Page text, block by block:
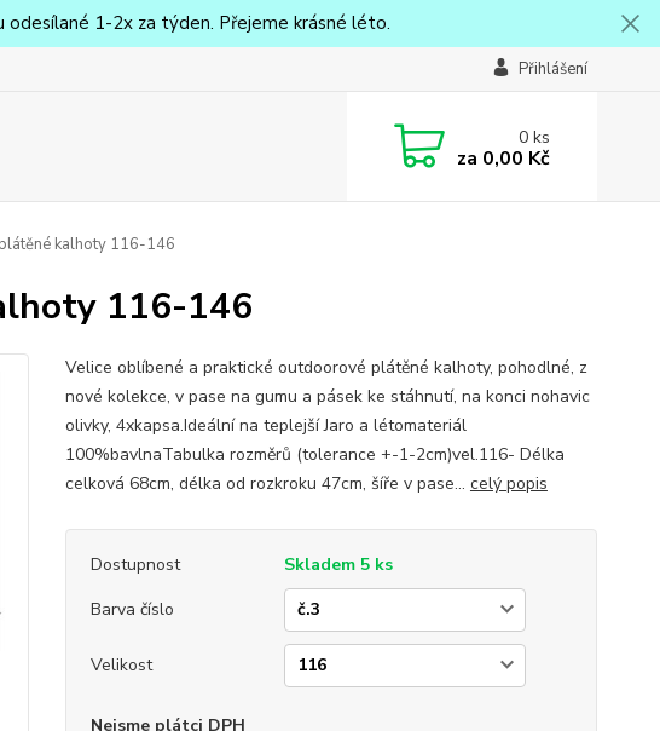
odesílané 1-2x za týden. Přejeme krásné léto.
Přihlášení
0ks
za 0,00 Kč
kalhoty 116-146
116-146
Velice oblíbené a praktické outdoorové plátěné kalhoty, pohodlné, z
nové kolekce, v pase na gumu a pásek ke stáhnutí, na konci nohavic
olivky, 4xkapsa.Ideální na teplejší Jaro a létomateriál
100%bavlnaTabulka rozměrů (tolerance +-1-2cm)vel.116- Délka
celková 68cm, délka od rozkroku 47cm, šíře v pase... celý popis
Dostupnost
Skladem 5 ks
Barva číslo
Velikost
Nejsme plátci DPH